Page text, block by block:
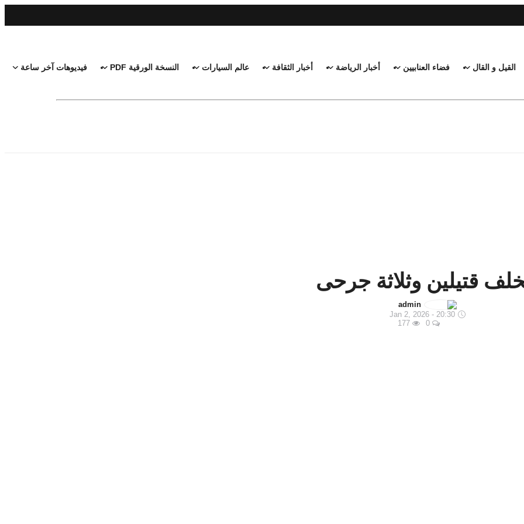
القيل و القال فضاء العنابيين أخبار الرياضة أخبار الثقافة عالم السيارات النسخة الورقية PDF فيديوهات آخر ساعة
قتيلين وثلاثة جرحى
admin
Jan 2, 2026 - 20:30